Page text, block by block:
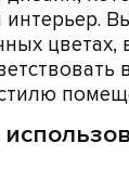
цветах,